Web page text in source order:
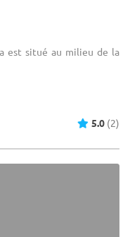
est situé au milieu de la
5.0 (2)